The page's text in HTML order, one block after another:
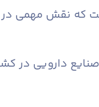
ساشه اعلام شده
دارویی در